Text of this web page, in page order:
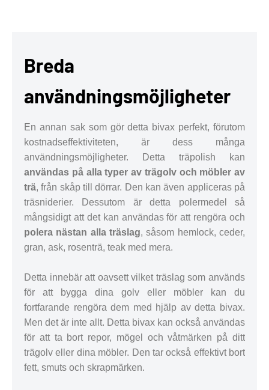
Breda
användningsmöjligheter
En annan sak som gör detta bivax perfekt, förutom
kostnadseffektiviteten, är dess många
användningsmöjligheter. Detta träpolish kan
användas på alla typer av trägolv och möbler av
trä, från skåp till dörrar. Den kan även appliceras på
träsniderier. Dessutom är detta polermedel så
mångsidigt att det kan användas för att rengöra och
polera nästan alla träslag, såsom hemlock, ceder,
gran, ask, rosenträ, teak med mera.
Detta innebär att oavsett vilket träslag som används
för att bygga dina golv eller möbler kan du
fortfarande rengöra dem med hjälp av detta bivax.
Men det är inte allt. Detta bivax kan också användas
för att ta bort repor, mögel och våtmärken på ditt
trägolv eller dina möbler. Den tar också effektivt bort
fett, smuts och skrapmärken.